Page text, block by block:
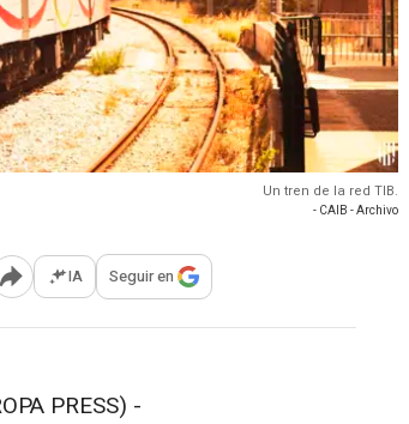
Un tren de la red TIB.
- CAIB - Archivo
Abrir opciones para compartir
IA Seguir en
PRESS) -